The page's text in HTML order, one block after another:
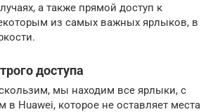
а также прямой доступ к
из самых важных ярлыков, в
доступа
мы находим все ярлыки, с
Huawei, которое не оставляет места